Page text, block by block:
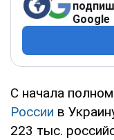
Google
С начала
России в
223 тыс.